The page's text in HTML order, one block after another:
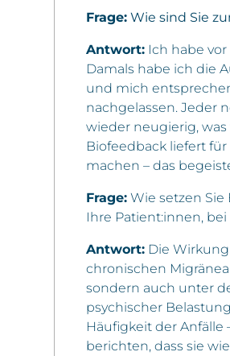
Frage: Wie sind Sie
Antwort: Ich habe
Damals habe ich die
und mich
nachgelassen. Jeder
wieder neugierig,
Biofeedback liefert
machen – das
Frage: Wie setzen
Ihre Patient:innen,
Antwort: Die
chronischen
sondern auch unter
psychischer
Häufigkeit der Anfälle
berichten, dass sie